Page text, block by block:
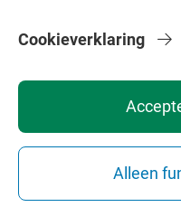
Alleen
Cookieverklaring
DisclaimerVeiligheid
Webarchief